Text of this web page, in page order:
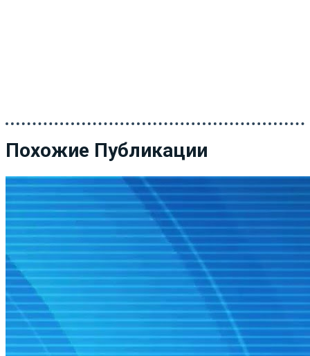
Похожие Публикации